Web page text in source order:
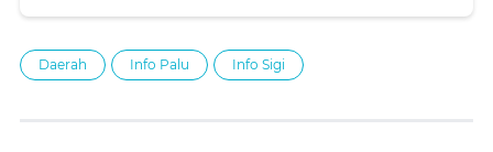
Daerah Info Palu Info Sigi